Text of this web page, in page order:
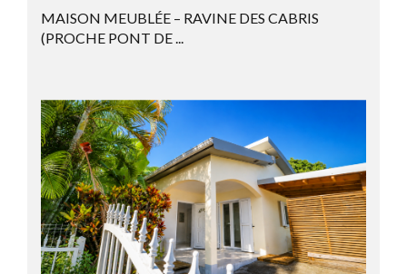
MAISON MEUBLÉE – RAVINE DES CABRIS
(PROCHE PONT DE ...